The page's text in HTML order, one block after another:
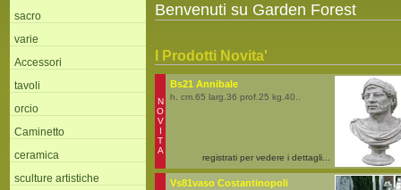
sacro
varie
Accessori
tavoli
orcio
Caminetto
ceramica
sculture artistiche
Benvenuti su Garden Forest
I Prodotti Novita'
N
O
V
I
T
A
Bs21 Annibale
h. cm.65 larg.36 prof.25 kg.40..
registrati per vedere i dettagli...
Vs81vaso Costantinopoli